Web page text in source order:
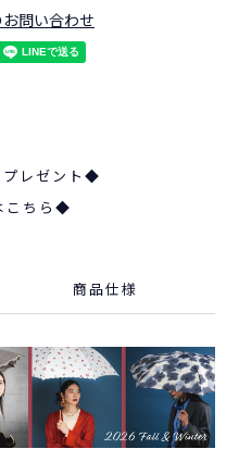
問い合わせ
レゼント◆
こちら◆
商品仕様